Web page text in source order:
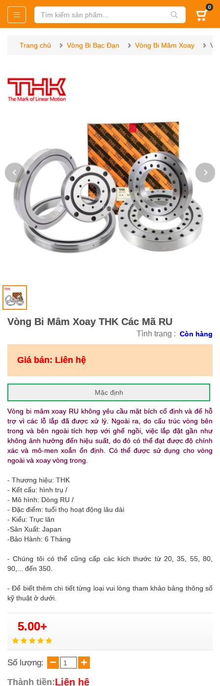
0
Trang chủ Vòng Bi Bạc Đạn Vòng Bi Mâm Xoay
Vòng Bi Mâm Xoay THK Các Mã RU
Tình trạng : Còn hàng
Giá bán: Liên hệ
Mặc định
Vòng bi mâm xoay RU không yêu cầu mặt bích cố định và đế hỗ
trợ vì các lỗ lắp đã được xử lý. Ngoài ra, do cấu trúc vòng bên
trong và bên ngoài tích hợp với ghế ngồi, việc lắp đặt gần như
không ảnh hưởng đến hiệu suất, do đó có thể đạt được độ chính
xác và mô-men xoắn ổn định. Có thể được sử dụng cho vòng
ngoài và xoay vòng trong.
- Thương hiệu: THK
- Kết cấu: hình trụ /
- Mô hình: Dòng RU /
- Đặc điểm: tuổi thọ hoạt động lâu dài
- Kiểu: Trục lăn
-Sản Xuất: Japan
-Bảo Hành: 6 Tháng
- Chúng tôi có thể cũng cấp các kích thước từ 20, 35, 55, 80,
90,... đến 350.
- Để biết thêm chi tiết từng loại vui lòng tham khảo bảng thông số
kỹ thuật ở dưới.
5.00+
Số lượng:
Thành tiền:Liên hệ